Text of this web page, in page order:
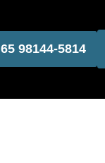
65 98144-5814